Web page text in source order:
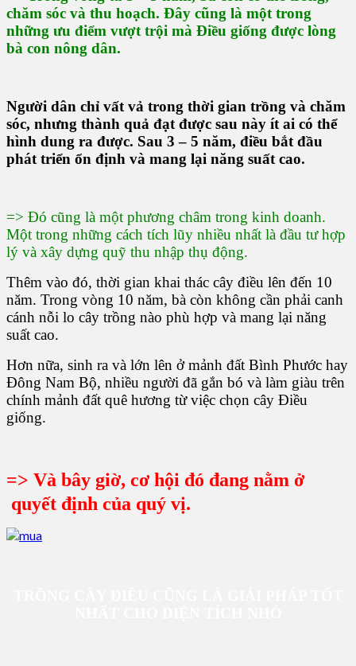
chăm sóc và thu hoạch. Đây cũng là một trong
những ưu điểm vượt trội mà Điều giống được lòng
bà con nông dân.
Người dân chỉ vất vả trong thời gian trồng và chăm
sóc, nhưng thành quả đạt được sau này ít ai có thể
hình dung ra được. Sau 3 – 5 năm, điều bắt đầu
phát triển ổn định và mang lại năng suất cao.
=> Đó cũng là một phương châm trong kinh doanh.
Một trong những cách tích lũy nhiều nhất là đầu tư hợp
lý và xây dựng quỹ thu nhập thụ động.
Thêm vào đó, thời gian khai thác cây điều lên đến 10
năm. Trong vòng 10 năm, bà còn không cần phải canh
cánh nỗi lo cây trồng nào phù hợp và mang lại năng
suất cao.
Hơn nữa, sinh ra và lớn lên ở mảnh đất Bình Phước hay
Đông Nam Bộ, nhiều người đã gắn bó và làm giàu trên
chính mảnh đất quê hương từ việc chọn cây Điều
giống.
=> Và bây giờ, cơ hội đó đang nằm ở
quyết định của quý vị.